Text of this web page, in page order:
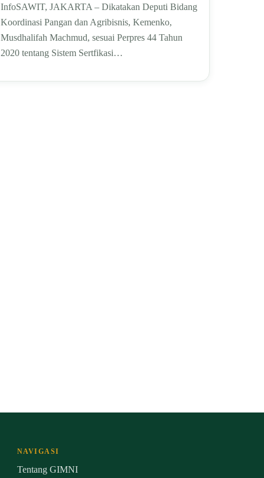
InfoSAWIT, JAKARTA – Dikatakan Deputi Bidang
Koordinasi Pangan dan Agribisnis, Kemenko,
Musdhalifah Machmud, sesuai Perpres 44 Tahun
2020 tentang Sistem Sertfikasi…
NAVIGASI
Tentang GIMNI